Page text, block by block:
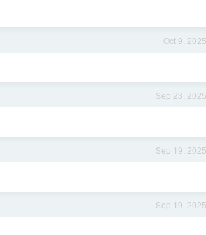
Oct 9, 2025
Sep 23, 2025
Sep 19, 2025
Sep 19, 2025